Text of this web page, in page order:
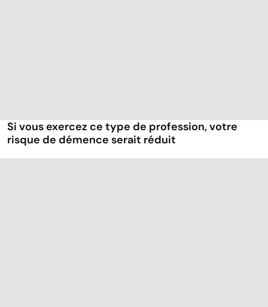
Si vous exercez ce type de profession, votre
risque de démence serait réduit